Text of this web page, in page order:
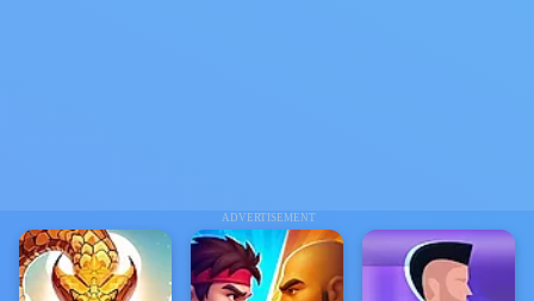
ADVERTISEMENT